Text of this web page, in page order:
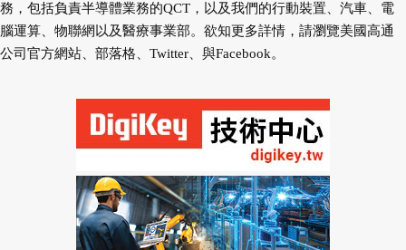
務，包括負責半導體業務的QCT，以及我們的行動裝置、汽車、電
腦運算、物聯網以及醫療事業部。欲知更多詳情，請瀏覽美國高通
公司官方網站、部落格、Twitter、與Facebook。